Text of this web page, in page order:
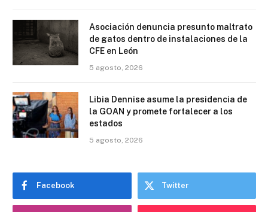
Asociación denuncia presunto maltrato
de gatos dentro de instalaciones de la
CFE en León
5 agosto, 2026
Libia Dennise asume la presidencia de
la GOAN y promete fortalecer a los
estados
5 agosto, 2026
Facebook Twitter